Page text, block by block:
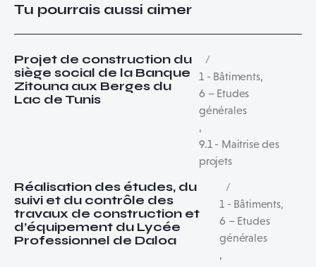
Tu pourrais aussi aimer
1 - Bâtiments,
6 – Etudes
générales
,
9.1 - Maitrise des
projets
Projet de construction du
siège social de la Banque
Zitouna aux Berges du
Lac de Tunis
1 - Bâtiments,
6 – Etudes
générales
,
Réalisation des études, du
suivi et du contrôle des
travaux de construction et
d’équipement du Lycée
Professionnel de Daloa